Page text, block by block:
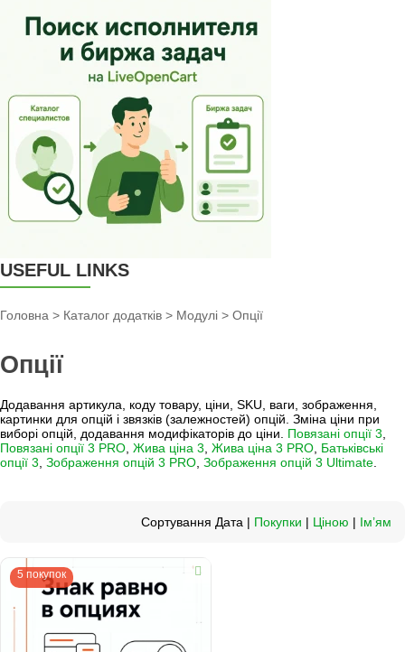
USEFUL LINKS
Головна > Каталог додатків > Модулі > Опції
Опції
Додавання артикула, коду товару, ціни, SKU, ваги, зображення,
картинки для опцій і звязків (залежностей) опцій. Зміна ціни при
виборі опцій, додавання модифікаторів до ціни. Повязані опції 3
Повязані опції 3 PRO Жива ціна 3 Жива ціна 3 PRO Батьківські
опції 3 Зображення опцій 3 PRO Зображення опцій 3 Ultimate
Сортування Дата | Покупки | Ціною | Ім’ям
5 покупок